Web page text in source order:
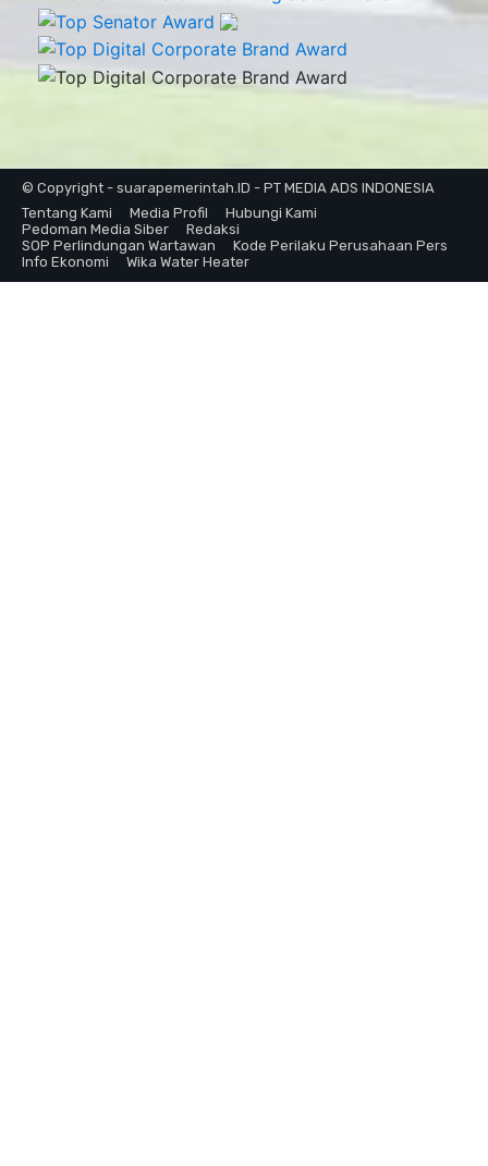
© Copyright - suarapemerintah.ID - PT MEDIA ADS INDONESIA
Tentang Kami
Media Profil
Hubungi Kami
Pedoman Media Siber
Redaksi
SOP Perlindungan Wartawan
Kode Perilaku Perusahaan Pers
Info Ekonomi
Wika Water Heater